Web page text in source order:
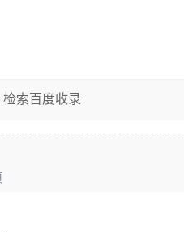
检索百度收录